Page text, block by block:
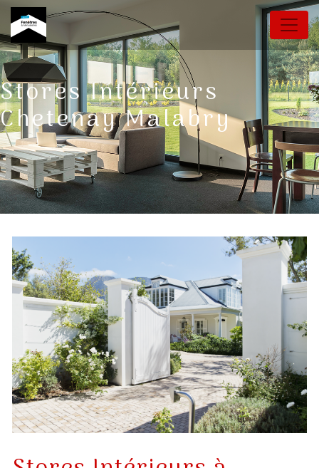
Panneau de gestion des cookies
Stores Intérieurs
Chetenay Malabry